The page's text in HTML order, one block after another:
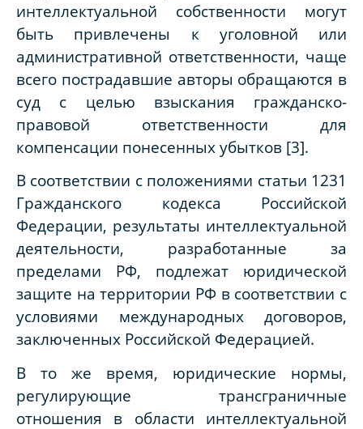
интеллектуальной собственности могут
быть привлечены к уголовной или
административной ответственности, чаще
всего пострадавшие авторы обращаются в
суд с целью взыскания гражданско-
правовой ответственности для
компенсации понесенных убытков [3].
В соответствии с положениями статьи 1231
Гражданского кодекса Российской
Федерации, результаты интеллектуальной
деятельности, разработанные за
пределами РФ, подлежат юридической
защите на территории РФ в соответствии с
условиями международных договоров,
заключенных Российской Федерацией.
В то же время, юридические нормы,
регулирующие трансграничные
отношения в области интеллектуальной